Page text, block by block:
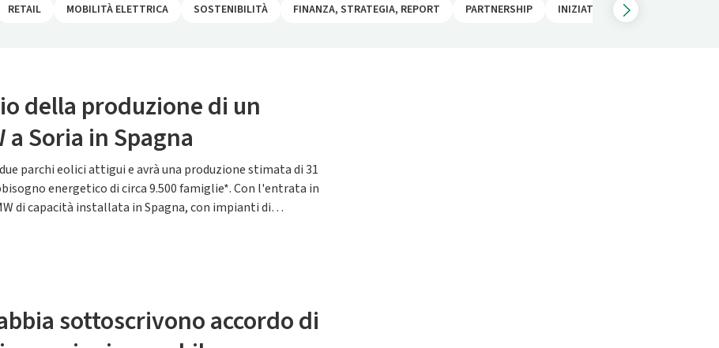
RETAIL MOBILITÀ ELETTRICA SOSTENIBILITÀ FINANZA, STRATEGIA, REPORT PARTNERSHIP INIZIATIVE COMUNICAZIONI
della produzione di un
Soria in Spagna
parchi eolici attigui e avrà una produzione stimata di 31
energetico di circa 9.500 famiglie*. Con l'entrata in
di capacità installata in Spagna, con impianti di
sottoscrivono accordo di